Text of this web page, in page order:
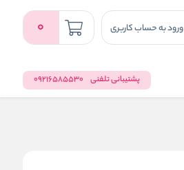
ورود به حساب کاربری 0
پشتیبانی تلفنی 09216585530